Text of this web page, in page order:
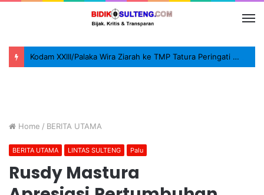
Kodam XXIII/Palaka Wira Ziarah ke TMP Tatura Peringati HUT ke-1
Home / BERITA UTAMA
BERITA UTAMA LINTAS SULTENG Palu
Rusdy Mastura